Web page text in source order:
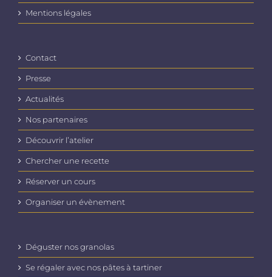
Mentions légales
Contact
Presse
Actualités
Nos partenaires
Découvrir l’atelier
Chercher une recette
Réserver un cours
Organiser un évènement
Déguster nos granolas
Se régaler avec nos pâtes à tartiner